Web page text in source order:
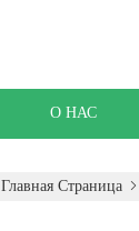
О НАС
Главная Страница